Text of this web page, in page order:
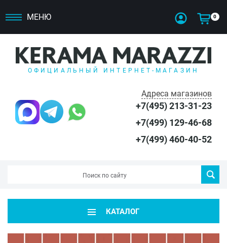
МЕНЮ 0
ОФИЦИАЛЬНЫЙ ИНТЕРНЕТ-МАГАЗИН
Адреса магазинов
+7(495) 213-31-23
+7(499) 129-46-68
+7(499) 460-40-52
КАТАЛОГ